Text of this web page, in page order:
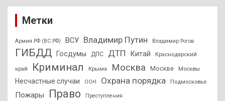
Метки
Армия РФ (ВС РФ) ВСУ Владимир Путин Владимир Рогов
ГИБДД Госдумы ДПС ДТП Китай Краснодарский
край Криминал Крыма Москва Москве Москвы
Несчастные случаи ООН Охрана порядка Подмосковье
Пожары Право Преступления